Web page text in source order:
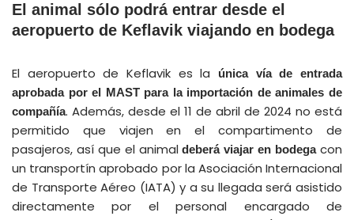
El animal sólo podrá entrar desde el
aeropuerto de Keflavik viajando en bodega
El aeropuerto de Keflavik es la
única vía de entrada
aprobada por el MAST para la importación de animales de
compañía. Además, desde el 11 de abril de 2024 no está
permitido que viajen en el compartimento de
pasajeros, así que el animaldeberá viajar en bodegacon
un transportín aprobado por la Asociación Internacional
de Transporte Aéreo (IATA) y a su llegada será asistido
directamente por el personal encargado de